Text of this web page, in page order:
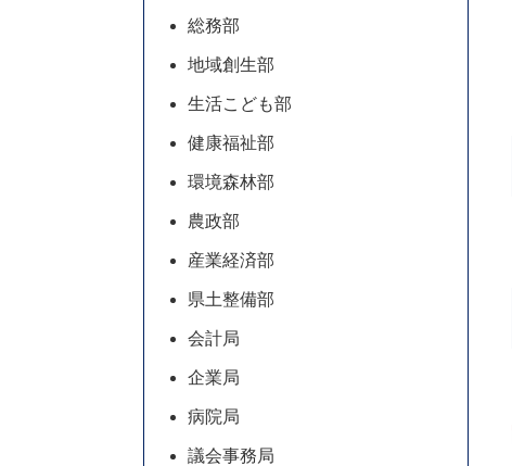
総務部
地域創生部
生活こども部
健康福祉部
環境森林部
農政部
産業経済部
県土整備部
会計局
企業局
病院局
議会事務局